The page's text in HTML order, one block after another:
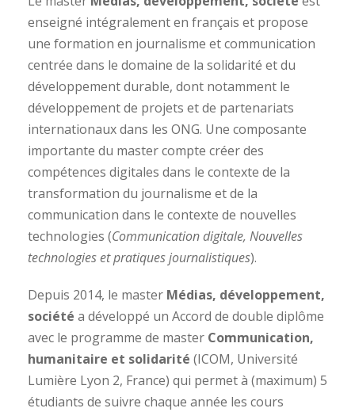
enseigné intégralement en français et propose
une formation en journalisme et communication
centrée dans le domaine de la solidarité et du
développement durable, dont notamment le
développement de projets et de partenariats
internationaux dans les ONG. Une composante
importante du master compte créer des
compétences digitales dans le contexte de la
transformation du journalisme et de la
communication dans le contexte de nouvelles
technologies (Communication digitale, Nouvelles
technologies et pratiques journalistiques).
Depuis 2014, le master Médias, développement,
société a développé un Accord de double diplôme
avec le programme de master Communication,
humanitaire et solidarité (ICOM, Université
Lumière Lyon 2, France) qui permet à (maximum) 5
étudiants de suivre chaque année les cours